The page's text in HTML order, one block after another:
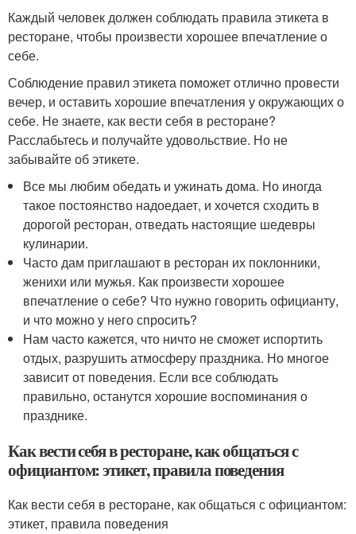
Каждый человек должен соблюдать правила этикета в
ресторане, чтобы произвести хорошее впечатление о
себе.
Соблюдение правил этикета поможет отлично провести
вечер, и оставить хорошие впечатления у окружающих о
себе. Не знаете, как вести себя в ресторане?
Расслабьтесь и получайте удовольствие. Но не
забывайте об этикете.
Все мы любим обедать и ужинать дома. Но иногда
такое постоянство надоедает, и хочется сходить в
дорогой ресторан, отведать настоящие шедевры
кулинарии.
Часто дам приглашают в ресторан их поклонники,
женихи или мужья. Как произвести хорошее
впечатление о себе? Что нужно говорить официанту,
и что можно у него спросить?
Нам часто кажется, что ничто не сможет испортить
отдых, разрушить атмосферу праздника. Но многое
зависит от поведения. Если все соблюдать
правильно, останутся хорошие воспоминания о
празднике.
Как вести себя в ресторане, как общаться с
официантом: этикет, правила поведения
Как вести себя в ресторане, как общаться с официантом:
этикет, правила поведения